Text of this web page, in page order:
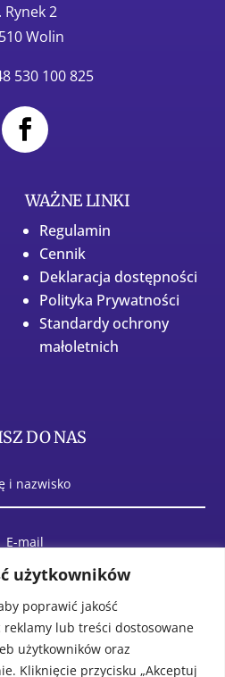
użytkowników
poprawić jakość
lub treści dostosowane
użytkowników oraz
Kliknięcie przycisku „Akceptuj
Rynek 2
Wolin
530 100 825
WAŻNE LINKI
Regulamin
Cennik
Deklaracja dostępności
Polityka Prywatności
Standardy ochrony
małoletnich
DO NAS